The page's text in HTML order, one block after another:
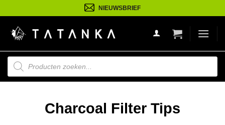
naar
inhoud
NIEUWSBRIEF
Producten
zoeken
Charcoal Filter Tips